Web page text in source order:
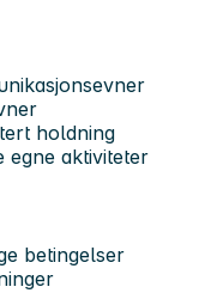
holdning
egne aktiviteter
betingelser